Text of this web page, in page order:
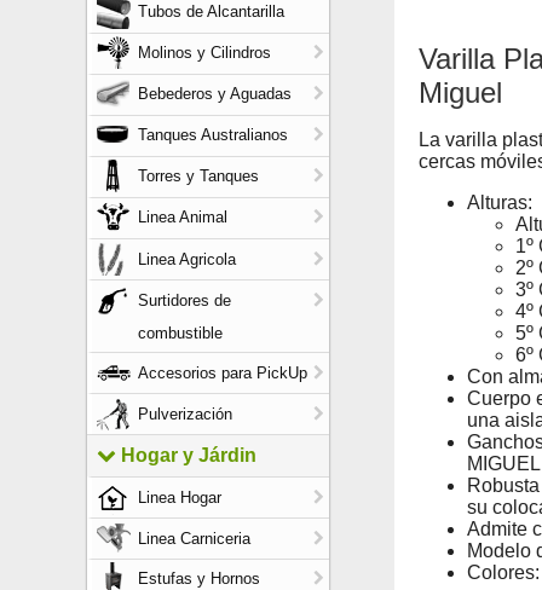
Tubos de Alcantarilla
Molinos y Cilindros
Bebederos y Aguadas
Tanques Australianos
Torres y Tanques
Linea Animal
Linea Agricola
Surtidores de
combustible
Accesorios para PickUp
Pulverización
Hogar y Járdin
Linea Hogar
Linea Carniceria
Estufas y Hornos
Varilla
Miguel
La varilla
cercas
Alturas:
1º
2º
3º
4º
5º
6º
Con
Cuerpo
una
su
Admite
Modelo